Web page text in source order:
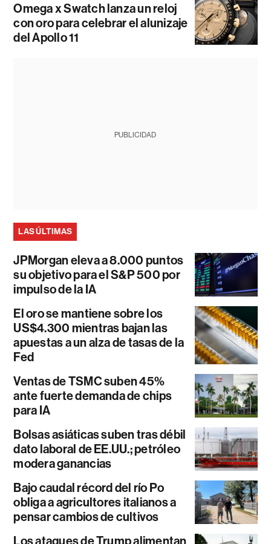
Omega x Swatch lanza un reloj
con oro para celebrar el alunizaje
del Apollo 11
PUBLICIDAD
LAS ÚLTIMAS
JPMorgan eleva a 8.000 puntos
su objetivo para el S&P 500 por
impulso de la IA
El oro se mantiene sobre los
US$4.300 mientras bajan las
apuestas a un alza de tasas de la
Fed
Ventas de TSMC suben 45%
ante fuerte demanda de chips
para IA
Bolsas asiáticas suben tras débil
dato laboral de EE.UU.; petróleo
modera ganancias
Bajo caudal récord del río Po
obliga a agricultores italianos a
pensar cambios de cultivos
Los ataques de Trump alimentan